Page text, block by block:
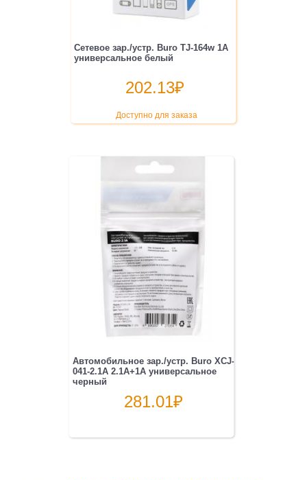
Сетевое зар./устр. Buro TJ-164w 1A
универсальное белый
202.13₽
Доступно для заказа
Автомобильное зар./устр. Buro XCJ-
041-2.1A 2.1A+1A универсальное
черный
281.01₽